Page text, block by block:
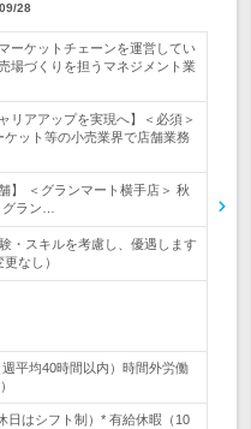
28
ーケットチェーンを運営してい
場づくりを担うマネジメント業
リアアップを実現へ】＜必須＞
ット等の小売業界で店舗業務
】 ＜グランマート横手店＞ 秋
ラン…
・スキルを考慮し、優遇します
なし）
平均40時間以内）時間外労働
日はシフト制）* 有給休暇（10